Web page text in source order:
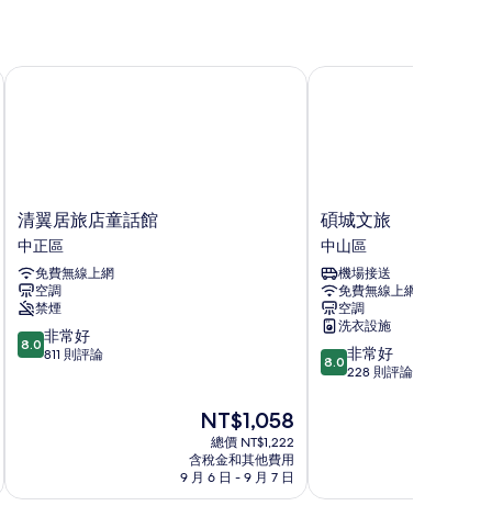
清
翼
居
旅
店
童
話
館
清翼居旅店童話館
中正區
免費無線上網
空調
禁煙
8.0
分，
好，
8.0 非常好
811 則評論
現
在
價
格
為
NT$1,058
總價 NT$1,222
含稅金和其他費用
9 月 6 日 - 9 月 7 日
清翼居旅店童話館
碩
城
文
旅
中
山
區
碩城文旅
中山區
機場接送
免費無線上網
空調
洗衣設施
8.0
分，
8.0 非常好
228 則評論
碩城文旅